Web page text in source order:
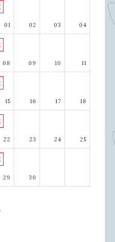
01 02 03 04
08 09 10 11
15 16 17 18
22 23 24 25
29 30